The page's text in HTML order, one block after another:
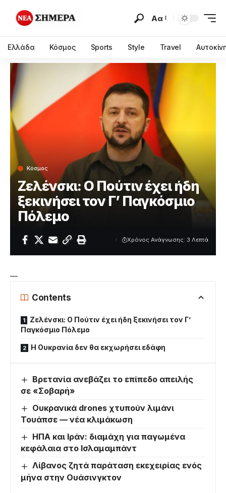
Αα
Ελλάδα Κόσμος Sports Style Travel
Κόσμος
Ζελένσκι: Ο Πούτιν έχει ήδη
ξεκινήσει τον Γ’ Παγκόσμιο
Πόλεμο
Χρόνος Ανάγνωσης: 3 Λεπτά
—
Contents
Ζελένσκι: Ο Πούτιν έχει ήδη ξεκινήσει τον Γ’
Παγκόσμιο Πόλεμο
Η Ουκρανία δεν θα εκχωρήσει εδάφη
Βρετανία ανεβάζει το επίπεδο απειλής
σε «Σοβαρή»
Ουκρανικά drones χτυπούν λιμάνι
Τουάπσε — νέα κλιμάκωση
ΗΠΑ και Ιράν: διαμάχη για παγωμένα
κεφάλαια στο Ισλαμαμπάντ
Λίβανος ζητά παράταση εκεχειρίας ενός
μήνα στην Ουάσινγκτον